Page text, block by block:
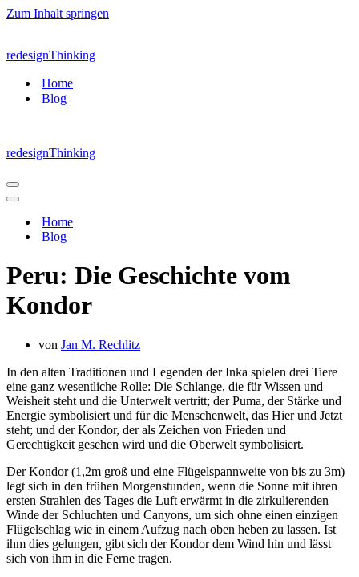
Zum Inhalt springen
redesignThinking
Home
Blog
redesignThinking
Navigations-
Menü
Navigations-
Home
Blog
Peru: Die Geschichte vom
Kondor
von Jan M. Rechlitz
In den alten Traditionen und Legenden der Inka spielen drei Tiere
eine ganz wesentliche Rolle: Die Schlange, die für Wissen und
Weisheit steht und die Unterwelt vertritt; der Puma, der Stärke und
Energie symbolisiert und für die Menschenwelt, das Hier und Jetzt
steht; und der Kondor, der als Zeichen von Frieden und
Gerechtigkeit gesehen wird und die Oberwelt symbolisiert.
Der Kondor (1,2m groß und eine Flügelspannweite von bis zu 3m)
legt sich in den frühen Morgenstunden, wenn die Sonne mit ihren
ersten Strahlen des Tages die Luft erwärmt in die zirkulierenden
Winde der Schluchten und Canyons, um sich ohne einen einzigen
Flügelschlag wie in einem Aufzug nach oben heben zu lassen. Ist
ihm dies gelungen, gibt sich der Kondor dem Wind hin und lässt
sich von ihm in die Ferne tragen.